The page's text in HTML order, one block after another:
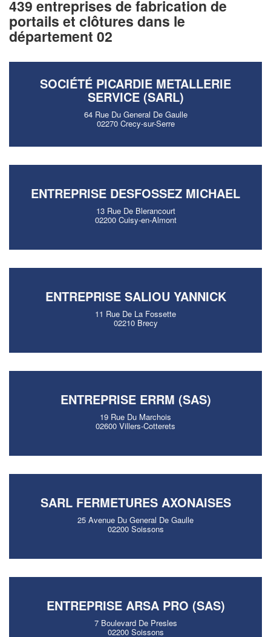
439 entreprises de fabrication de
portails et clôtures dans le
département 02
SOCIÉTÉ PICARDIE METALLERIE
SERVICE (SARL)
64 Rue Du General De Gaulle
02270 Crecy-sur-Serre
ENTREPRISE DESFOSSEZ MICHAEL
13 Rue De Blerancourt
02200 Cuisy-en-Almont
ENTREPRISE SALIOU YANNICK
11 Rue De La Fossette
02210 Brecy
ENTREPRISE ERRM (SAS)
19 Rue Du Marchois
02600 Villers-Cotterets
SARL FERMETURES AXONAISES
25 Avenue Du General De Gaulle
02200 Soissons
ENTREPRISE ARSA PRO (SAS)
7 Boulevard De Presles
02200 Soissons